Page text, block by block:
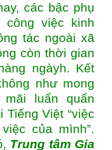
các bậc phụ
công việc kinh
tác ngoài xã
còn thời gian
ngàyh. Kết
như mong
luẩn quẩn
Tiếng Việt “việc
của mình”.
Trung tâm Gia